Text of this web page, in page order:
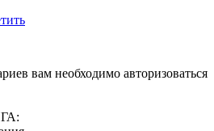
вам необходимо авторизоваться